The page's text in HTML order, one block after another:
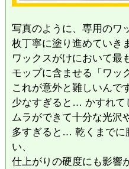
写真のように、専用のワ
枚丁寧に塗り進めていき
ワックスがけにおいて最
モップに含ませる「ワッ
これが意外と難しいんで
少なすぎると… かすれて
ムラができて十分な光沢
多すぎると… 乾くまでに
い、
仕上がりの硬度にも影響